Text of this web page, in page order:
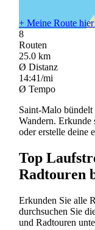
+Meine Route hier
8
Routen
25.0 km
Ø Distanz
14:41/mi
Ø Tempo
Saint-Malo
Wandern. Erkunde
oder erstelle deine
Top
Radtouren
Erkunden Sie alle
durchsuchen Sie
und Radtouren